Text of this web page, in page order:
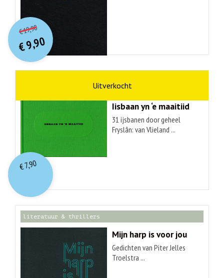
€19,90O
orspr
onkelijke
prijs
was:
€ 19,90.
€9,90
Huidige
prijs
is:
€ 9,90.
Iisbaan yn ‘e maaitiid
31 ijsbanen door geheel
Fryslân: van Vlieland ...
€7,90
literatuur & thrillers
Mijn harp is voor jou
Gedichten van Piter Jelles
Troelstra ...